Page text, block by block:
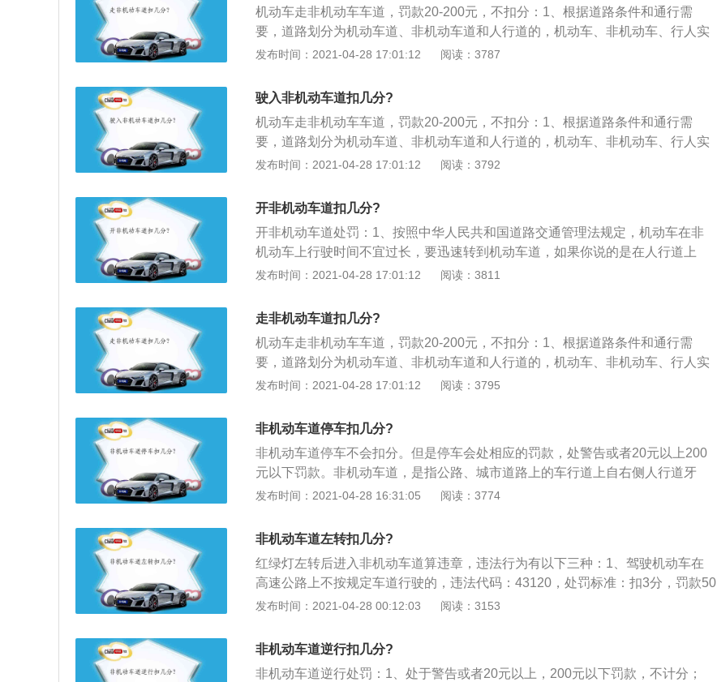
机动车走非机动车车道，罚款20-200元，不扣分：1、根据道路条件和通行需
要，道路划分为机动车道、非机动车道和人行道的，机动车、非机动车、行人实
行分道通行；2、没有划分机动车道、非机动车道和人行道的，机动车在道路中
法律、法规关于道路通行规定的，处警告或者二十元以上二百元以下罚款。本法
另有规定的，依照规定处罚。
发布时间：2021-04-28 17:01:12 阅读：3787
驶入非机动车道扣几分?
机动车走非机动车车道，罚款20-200元，不扣分：1、根据道路条件和通行需
要，道路划分为机动车道、非机动车道和人行道的，机动车、非机动车、行人实
行分道通行；2、没有划分机动车道、非机动车道和人行道的，机动车在道路中
法律、法规关于道路通行规定的，处警告或者二十元以上二百元以下罚款。本法
另有规定的，依照规定处罚。
发布时间：2021-04-28 17:01:12 阅读：3792
开非机动车道扣几分?
开非机动车道处罚：1、按照中华人民共和国道路交通管理法规定，机动车在非
机动车上行驶时间不宜过长，要迅速转到机动车道，如果你说的是在人行道上
走，拿就需要缴纳50元罚款违章处理；2、记得，交违章时不要用驾照，要用身
违章，扣2分，罚款100元。如果没有专门抓拍摄像头，就不会有违章了。
发布时间：2021-04-28 17:01:12 阅读：3811
走非机动车道扣几分?
机动车走非机动车车道，罚款20-200元，不扣分：1、根据道路条件和通行需
要，道路划分为机动车道、非机动车道和人行道的，机动车、非机动车、行人实
行分道通行；2、没有划分机动车道、非机动车道和人行道的，机动车在道路中
法律、法规关于道路通行规定的，处警告或者二十元以上二百元以下罚款。本法
另有规定的，依照规定处罚。
发布时间：2021-04-28 17:01:12 阅读：3795
非机动车道停车扣几分?
非机动车道停车不会扣分。但是停车会处相应的罚款，处警告或者20元以上200
元以下罚款。非机动车道，是指公路、城市道路上的车行道上自右侧人行道牙
（线）至第一条车辆分道线（或隔离带、墩）之间或者在人行道上划出的车道，
扰乱了道路交通秩序，直接影响着道路的畅通，会造成道路拥堵，甚至导致交通
事故；2、行驶中侵占非机动车车辆行驶路线，使会车横向距离变小，容易发生
刮碰事故；3、影响交警的管理，会使交警的工作量不断加大，对日后的管理造
成很多不便的事情。
发布时间：2021-04-28 16:31:05 阅读：3774
非机动车道左转扣几分?
红绿灯左转后进入非机动车道算违章，违法行为有以下三种：1、驾驶机动车在
高速公路上不按规定车道行驶的，违法代码：43120，处罚标准：扣3分，罚款50
元；2、驾驶机动车在城市快速路上不按规定车道行驶的，违法代码：13550，处
上不按规定车道行驶的，违法代码：60230，处罚标准：不扣分，罚款50元。
发布时间：2021-04-28 00:12:03 阅读：3153
非机动车道逆行扣几分?
非机动车道逆行处罚：1、处于警告或者20元以上，200元以下罚款，不计分；